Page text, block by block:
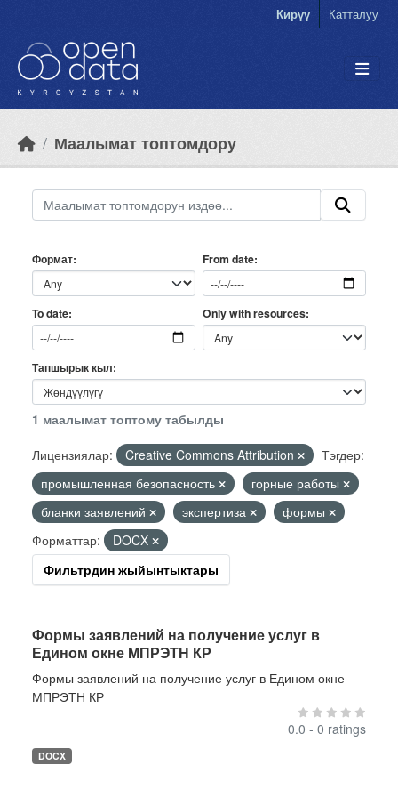
Кирүү Катталуу
Маалымат топтомдору
Формат From date
To date Only with resources
Тапшырык кыл
1 маалымат топтому табылды
Лицензиялар:
Creative Commons Attribution
Тэгдер:
промышленная безопасность
горные работы
бланки заявлений
экспертиза
формы
Форматтар:
DOCX
Фильтрдин жыйынтыктары
Формы заявлений на получение услуг в
Едином окне МПРЭТН КР
Формы заявлений на получение услуг в Едином окне
МПРЭТН КР
0.0 - 0 ratings
DOCX